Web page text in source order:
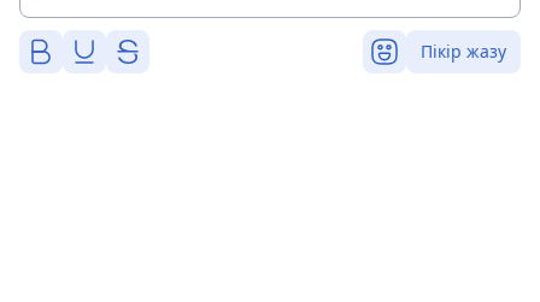
Пікір жазу